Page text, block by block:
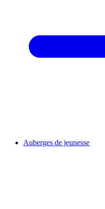
Auberges de jeunesse